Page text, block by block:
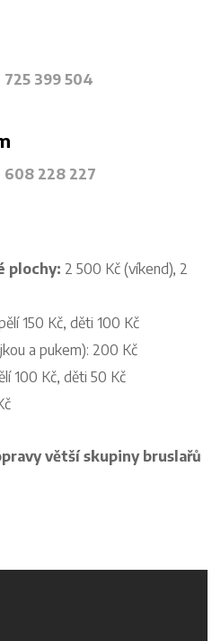
725 399 504
608 228 227
plochy: 2 500 Kč (víkend), 2
150 Kč, děti 100 Kč
a pukem): 200 Kč
100 Kč, děti 50 Kč
větší skupiny bruslařů